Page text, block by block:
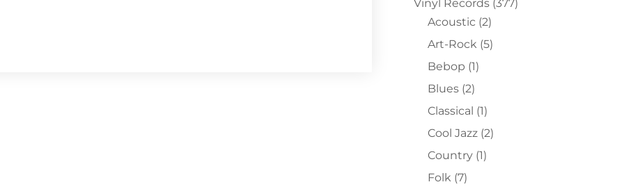
Vinyl Records (377)
Acoustic (2)
Art-Rock (5)
Bebop (1)
Blues (2)
Classical (1)
Cool Jazz (2)
Country (1)
Folk (7)